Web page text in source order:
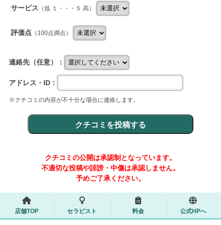
サービス （低 １・・・５ 高）
評価点 （100点満点）
連絡先（任意）：
アドレス・ID：
※クチコミの内容が不十分な場合に連絡します。
クチコミの公開は承認制となっています。
不適切な投稿や誹謗・中傷は承認しません。
予めご了承ください。
店舗TOP セラピスト 料金 公式HPへ